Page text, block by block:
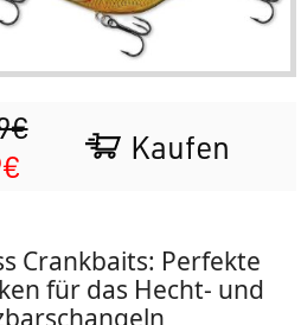
Kaufen
Crankbaits: Perfekte
für das Hecht- und